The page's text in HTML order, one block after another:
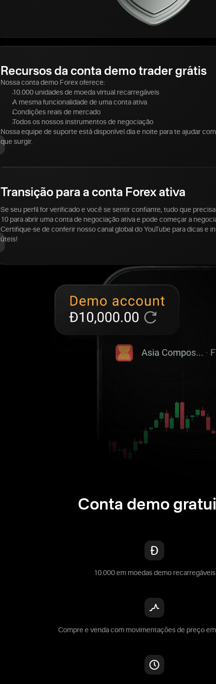
Recursos da conta demo trader grátis
Nossa conta demo Forex oferece:
10.000 unidades de moeda virtual recarregáveis
A mesma funcionalidade de uma conta ativa
Condições reais de mercado
Todos os nossos instrumentos de negociação
Nossa equipe de suporte está disponível dia e noite para te ajudar
que surgir.
Transição para a conta Forex ativa
Se seu perfil for verificado e você se sentir confiante, tudo que
10 para abrir uma conta de negociação ativa e pode começar a
Certifique-se de conferir nosso canal global do YouTube para dicas e
úteis!
Conta demo
10.000 em moedas demo recarregáveis
Compre e venda com movimentações de preço